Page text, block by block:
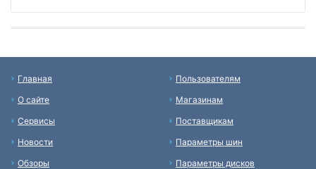
Главная
О сайте
Сервисы
Новости
Обзоры
Пользователям
Магазинам
Поставщикам
Параметры шин
Параметры дисков